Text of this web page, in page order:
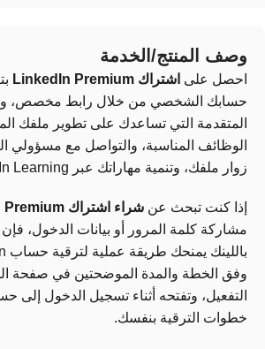
وصف المنتج/الخدمة
احصل على اشتراك LinkedIn Premium
حسابك الشخصي من خلال رابط مخصص،
المتقدمة التي تساعدك على تطوير ملفك
الوظائف المناسبة، والتواصل مع مسؤولي
زوار ملفك، وتنمية مهاراتك عبر LinkedIn Learning.
إذا كنت تبحث عن شراء اشتراك LinkedIn Premium
مشاركة كلمة المرور أو بيانات الدخول، فإن
وفق الخطة والمدة الموضحتين في صفحة
التفعيل، وتفتحه أثناء تسجيل الدخول إلى
خطوات الترقية بنفسك.